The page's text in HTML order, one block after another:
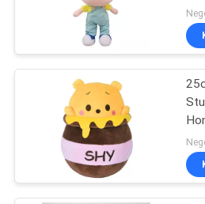
Dekorasi
Mewah